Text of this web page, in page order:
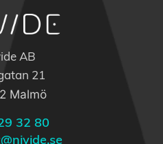
AB
21
Malmö
32 80